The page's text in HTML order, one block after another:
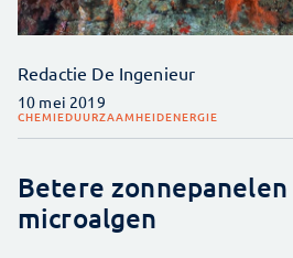
Redactie De Ingenieur
10 mei 2019
CHEMIEDUURZAAMHEIDENERGIE
Betere
microalgen